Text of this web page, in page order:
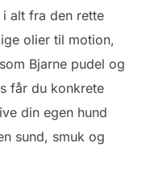
alt fra den rette
olier til motion,
Bjarne pudel og
får du konkrete
din egen hund
sund, smuk og